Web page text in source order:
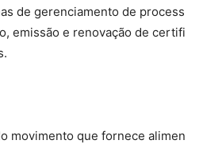
de gerenciamento de process
emissão e renovação de certifi
movimento que fornece alimen